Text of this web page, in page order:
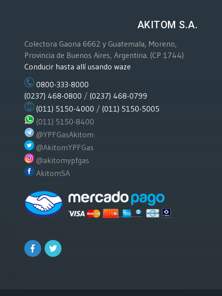
AKITOM S.A.
Colectora Gaona 6662 y Guatemala, Moreno,
Provincia de Buenos Aires, Argentina. (CP 1744)
Conducir hasta allí usando waze
0800-333-8000
(0237) 468-0800 / (0237) 468-0799
(011) 5150-4000 / (011) 5150-5005
(011) 5150-8400
@YPFGasAkitom
@AkitomYPFGas
@akitomypfgas
AkitomSA